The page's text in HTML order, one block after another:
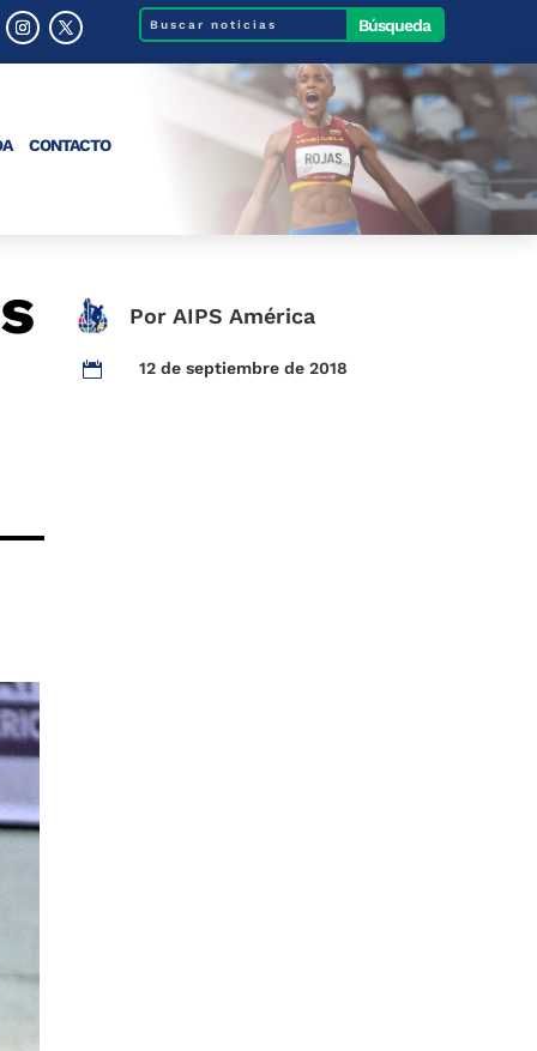
CONTACTO
Por AIPS América
 12 de septiembre de 2018